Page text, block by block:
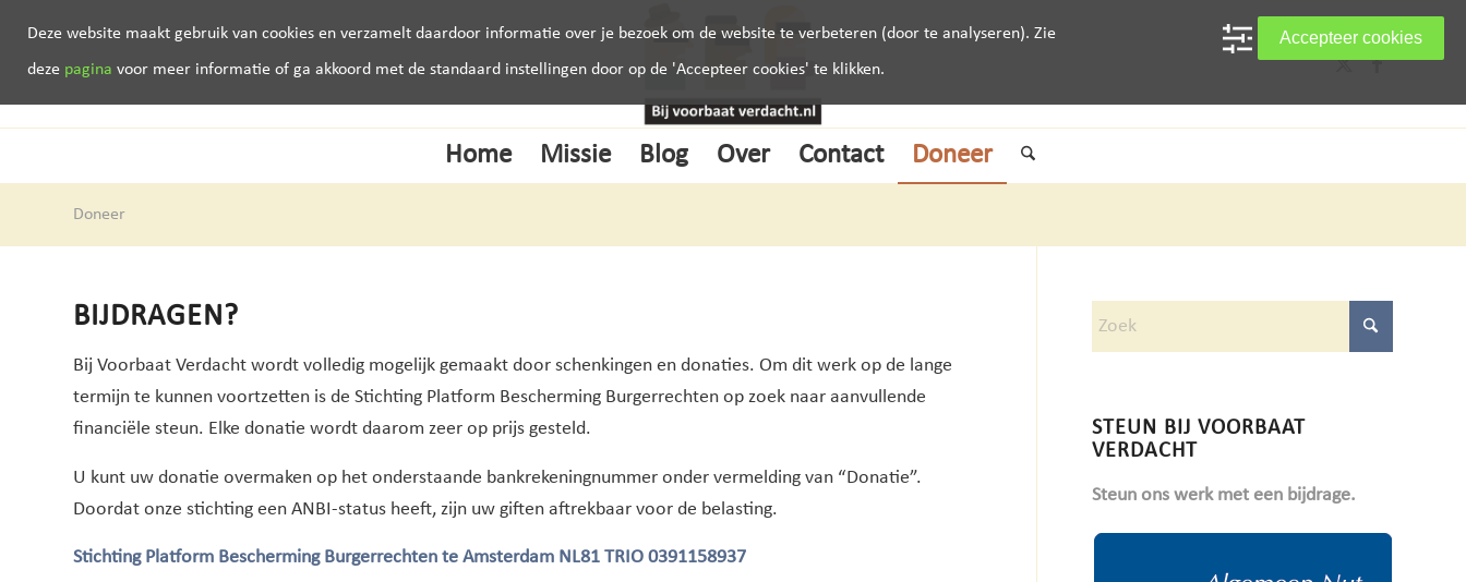
Home Missie Blog Over Contact Doneer
Doneer
BIJDRAGEN?
Bij Voorbaat Verdacht wordt volledig mogelijk gemaakt door schenkingen en donaties. Om dit werk op de lange
termijn te kunnen voortzetten is de Stichting Platform Bescherming Burgerrechten op zoek naar aanvullende
financiële steun. Elke donatie wordt daarom zeer op prijs gesteld.
U kunt uw donatie overmaken op het onderstaande bankrekeningnummer onder vermelding van “Donatie”.
Doordat onze stichting een ANBI-status heeft, zijn uw giften aftrekbaar voor de belasting.
Stichting Platform Bescherming Burgerrechten te Amsterdam NL81 TRIO 0391158937
STEUN BIJ VOORBAAT
VERDACHT
Steun ons werk met een bijdrage.
Deze website maakt gebruik van cookies en verzamelt daardoor informatie over je bezoek om de website te verbeteren (door te analyseren). Zie
deze pagina voor meer informatie of ga akkoord met de standaard instellingen door op de 'Accepteer cookies' te klikken.
Accepteer cookies